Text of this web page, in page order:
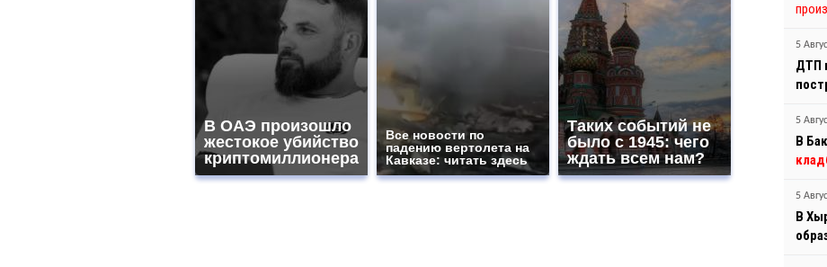
В ОАЭ произошло
жестокое убийство
криптомиллионера
Все новости по
падению вертолета на
Кавказе: читать здесь
Таких событий не
было с 1945: чего
ждать всем нам?
5
ДТП
5
В
5
В